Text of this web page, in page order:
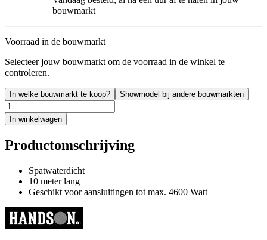
bouwmarkt
Voorraad in de bouwmarkt
Selecteer jouw bouwmarkt om de voorraad in de winkel te
controleren.
In welke bouwmarkt te koop? Showmodel bij andere bouwmarkten
In winkelwagen
Productomschrijving
Spatwaterdicht
10 meter lang
Geschikt voor aansluitingen tot max. 4600 Watt